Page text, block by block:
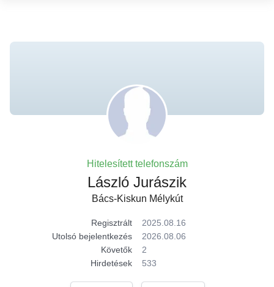
Hitelesített telefonszám
László Jurászik
Bács-Kiskun Mélykút
Regisztrált
2025.08.16
Utolsó bejelentkezés
2026.08.06
Követők
2
Hirdetések
533